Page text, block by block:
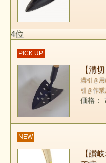
4位
PICK UP
【溝
溝引き
引き作
価格：
NEW
【讃